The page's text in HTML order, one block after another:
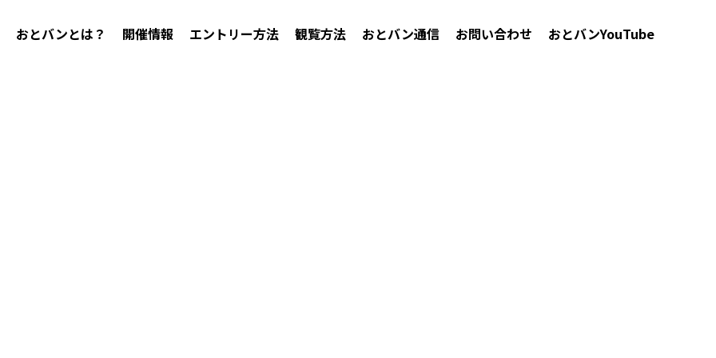
おとバンとは？ 開催情報 エントリー方法 観覧方法 おとバン通信 お問い合わせ おとバンYouTube